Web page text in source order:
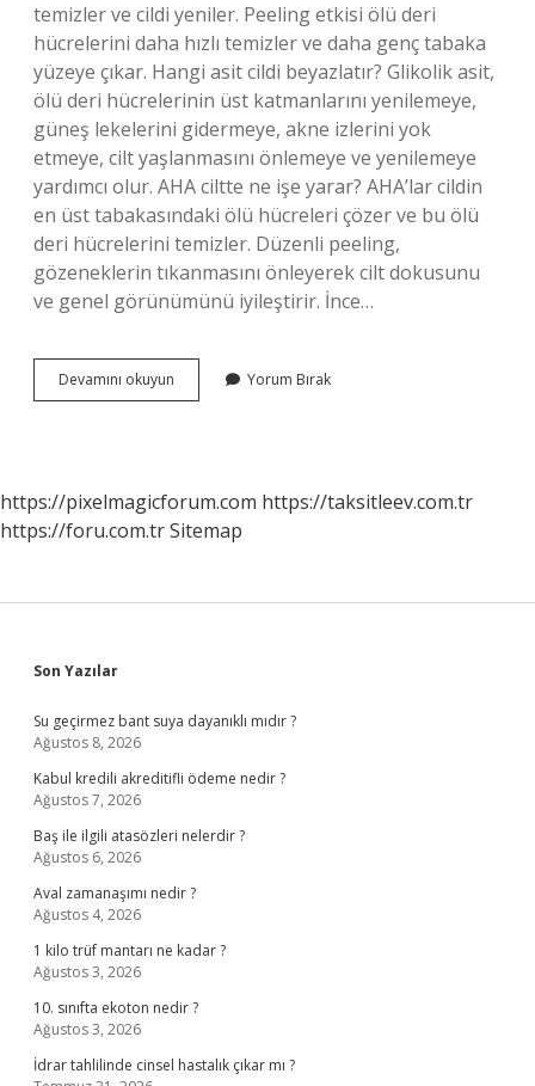
temizler ve cildi yeniler. Peeling etkisi ölü deri
hücrelerini daha hızlı temizler ve daha genç tabaka
yüzeye çıkar. Hangi asit cildi beyazlatır? Glikolik asit,
ölü deri hücrelerinin üst katmanlarını yenilemeye,
güneş lekelerini gidermeye, akne izlerini yok
etmeye, cilt yaşlanmasını önlemeye ve yenilemeye
yardımcı olur. AHA ciltte ne işe yarar? AHA’lar cildin
en üst tabakasındaki ölü hücreleri çözer ve bu ölü
deri hücrelerini temizler. Düzenli peeling,
gözeneklerin tıkanmasını önleyerek cilt dokusunu
ve genel görünümünü iyileştirir. İnce…
Devamını okuyun
Cildi
Yorum Bırak
https://pixelmagicforum.com https://taksitleev.com.tr
https://foru.com.trSitemap
Sidebar
Son Yazılar
Su geçirmez bant suya dayanıklı mıdır ?
Ağustos 8, 2026
Kabul kredili akreditifli ödeme nedir ?
Ağustos 7, 2026
Baş ile ilgili atasözleri nelerdir ?
Ağustos 6, 2026
Aval zamanaşımı nedir ?
Ağustos 4, 2026
1 kilo trüf mantarı ne kadar ?
Ağustos 3, 2026
10. sınıfta ekoton nedir ?
Ağustos 3, 2026
İdrar tahlilinde cinsel hastalık çıkar mı ?